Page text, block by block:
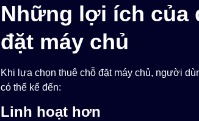
Những lợi ích của
đặt máy chủ
Khi lựa chọn thuê chỗ đặt máy chủ, người
có thể kể đến:
Linh hoạt hơn